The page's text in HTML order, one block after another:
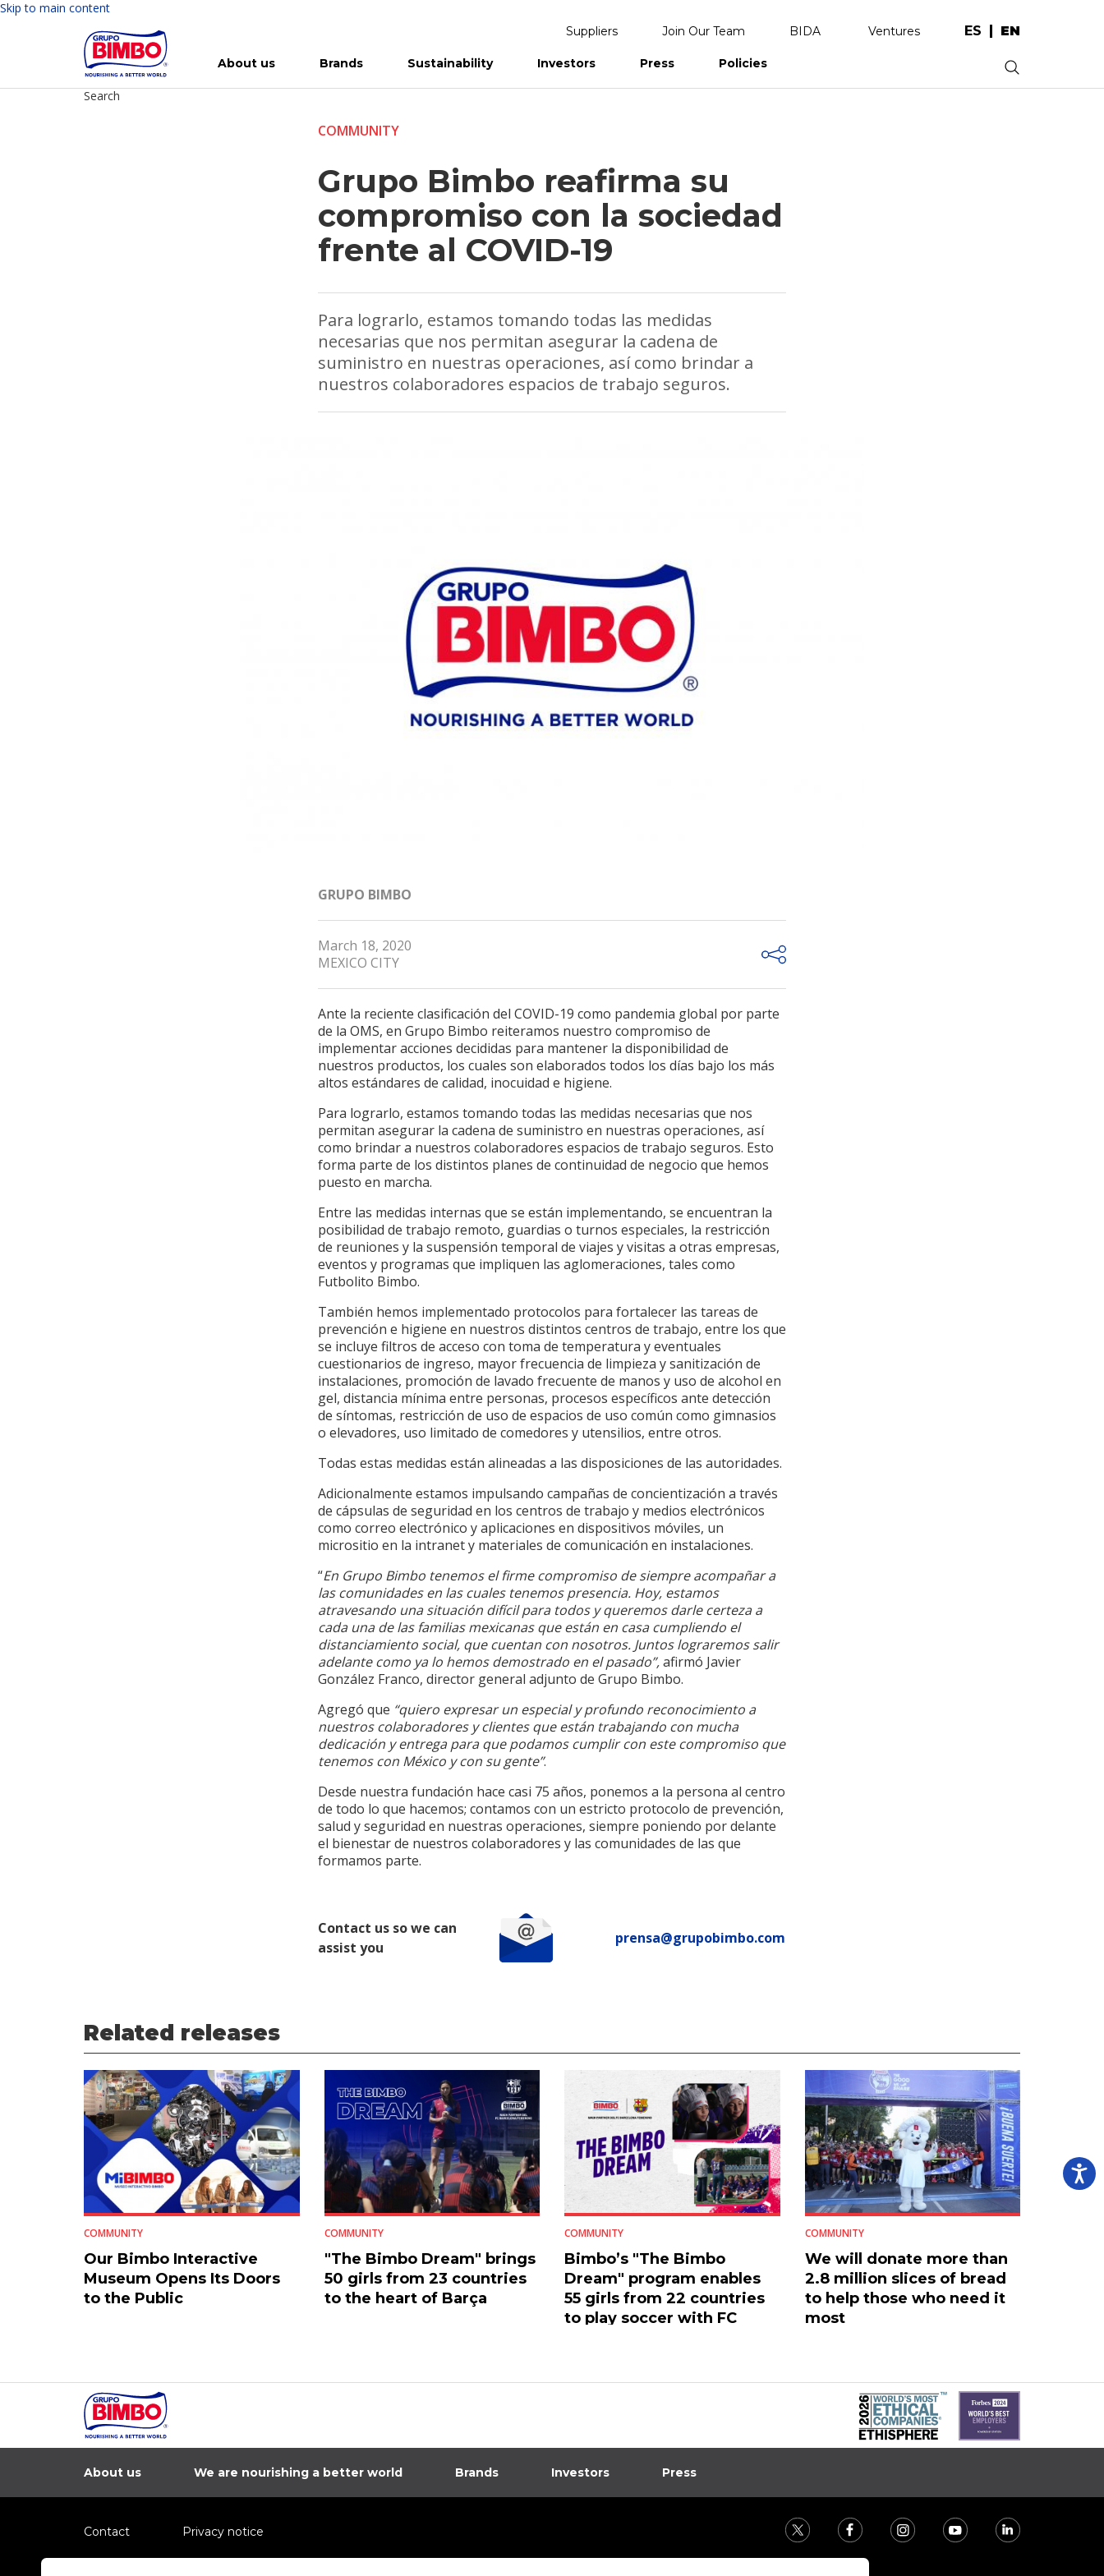
Skip to main content
Suppliers Join Our Team BIDA Ventures ES EN
About us Brands Sustainability Investors Press Policies
Search
.
COMMUNITY
Grupo Bimbo reafirma su
compromiso con la sociedad
frente al COVID-19
Para lograrlo, estamos tomando todas las medidas
necesarias que nos permitan asegurar la cadena de
suministro en nuestras operaciones, así como brindar a
nuestros colaboradores espacios de trabajo seguros.
GRUPO BIMBO
March 18, 2020
MEXICO CITY
Ante la reciente clasificación del COVID-19 como pandemia global por parte
de la OMS, en Grupo Bimbo reiteramos nuestro compromiso de
implementar acciones decididas para mantener la disponibilidad de
nuestros productos, los cuales son elaborados todos los días bajo los más
altos estándares de calidad, inocuidad e higiene.
Para lograrlo, estamos tomando todas las medidas necesarias que nos
permitan asegurar la cadena de suministro en nuestras operaciones, así
como brindar a nuestros colaboradores espacios de trabajo seguros. Esto
forma parte de los distintos planes de continuidad de negocio que hemos
puesto en marcha.
Entre las medidas internas que se están implementando, se encuentran la
posibilidad de trabajo remoto, guardias o turnos especiales, la restricción
de reuniones y la suspensión temporal de viajes y visitas a otras empresas,
eventos y programas que impliquen las aglomeraciones, tales como
Futbolito Bimbo.
También hemos implementado protocolos para fortalecer las tareas de
prevención e higiene en nuestros distintos centros de trabajo, entre los que
se incluye filtros de acceso con toma de temperatura y eventuales
cuestionarios de ingreso, mayor frecuencia de limpieza y sanitización de
instalaciones, promoción de lavado frecuente de manos y uso de alcohol en
gel, distancia mínima entre personas, procesos específicos ante detección
de síntomas, restricción de uso de espacios de uso común como gimnasios
o elevadores, uso limitado de comedores y utensilios, entre otros.
Todas estas medidas están alineadas a las disposiciones de las autoridades.
Adicionalmente estamos impulsando campañas de concientización a través
de cápsulas de seguridad en los centros de trabajo y medios electrónicos
como correo electrónico y aplicaciones en dispositivos móviles, un
micrositio en la intranet y materiales de comunicación en instalaciones.
“En Grupo Bimbo tenemos el firme compromiso de siempre acompañar a
las comunidades en las cuales tenemos presencia. Hoy, estamos
atravesando una situación difícil para todos y queremos darle certeza a
cada una de las familias mexicanas que están en casa cumpliendo el
distanciamiento social, que cuentan con nosotros. Juntos lograremos salir
adelante como ya lo hemos demostrado en el pasado”,afirmó Javier
González Franco, director general adjunto de Grupo Bimbo.
Agregó que “quiero expresar un especial y profundo reconocimiento a
nuestros colaboradores y clientes que están trabajando con mucha
dedicación y entrega para que podamos cumplir con este compromiso que
tenemos con México y con su gente”.
Desde nuestra fundación hace casi 75 años, ponemos a la persona al centro
de todo lo que hacemos; contamos con un estricto protocolo de prevención,
salud y seguridad en nuestras operaciones, siempre poniendo por delante
el bienestar de nuestros colaboradores y las comunidades de las que
formamos parte.
Contact us so we can
assist you
prensa@grupobimbo.com
Related releases
COMMUNITY
Our Bimbo Interactive
Museum Opens Its Doors
to the Public
COMMUNITY
"The Bimbo Dream" brings
50 girls from 23 countries
to the heart of Barça
COMMUNITY
Bimbo’s "The Bimbo
Dream" program enables
55 girls from 22 countries
to play soccer with FC
COMMUNITY
We will donate more than
2.8 million slices of bread
to help those who need it
most
About us We are nourishing a better world Brands Investors Press
Contact Privacy notice